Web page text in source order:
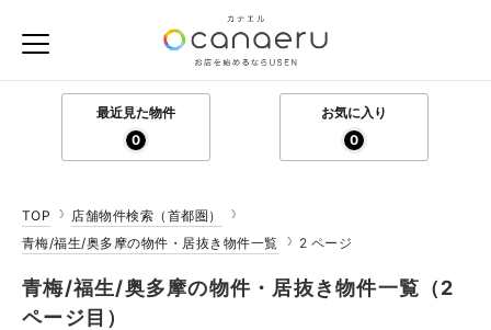
最近見た物件
0
お気に入り
0
TOP
店舗物件検索（首都圏）
青梅/福生/奥多摩の物件・居抜き物件一覧
2 ページ
青梅/福生/奥多摩の物件・居抜き物件一覧（2
ページ目）